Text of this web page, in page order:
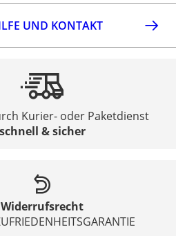
UND KONTAKT
Kurier- oder Paketdienst
schnell & sicher
Widerrufsrecht